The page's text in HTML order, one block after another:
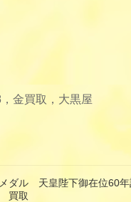
金買取，大黒屋
ダル 天皇陛下御在位
買取